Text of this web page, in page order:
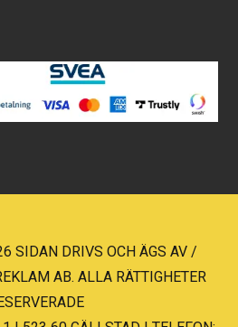
SIDAN DRIVS OCH ÄGS AV /
AB. ALLA RÄTTIGHETER